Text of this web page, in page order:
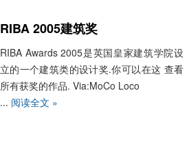
RIBA 2005建筑奖
RIBA Awards 2005是英国皇家建筑学院设
立的一个建筑类的设计奖.你可以在这 查看
所有获奖的作品. Via:MoCo Loco
... 阅读全文 »